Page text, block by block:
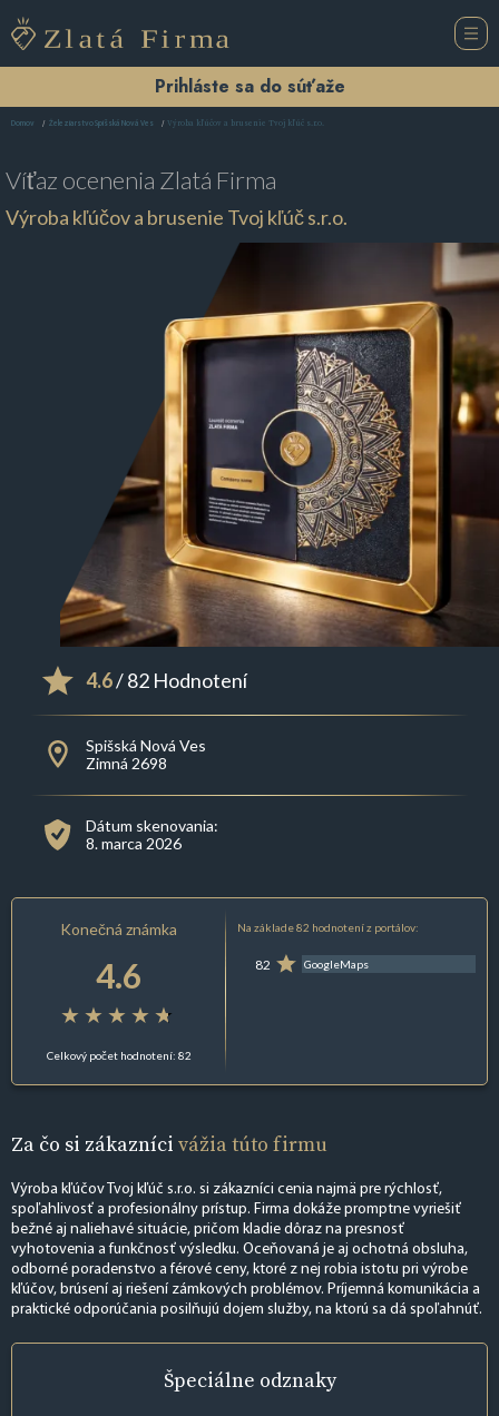
Prihláste sa do súťaže
Domov Železiarstvo Spišská Nová Ves Výroba kľúčov a brusenie Tvoj kľúč s.r.o.
Víťaz ocenenia Zlatá Firma
Výroba kľúčov a brusenie Tvoj kľúč s.r.o.
4.6/ 82 Hodnotení
Spišská Nová Ves
Zimná 2698
Dátum skenovania:
8. marca 2026
Konečná známka
4.6
Celkový počet hodnotení: 82
Na základe 82 hodnotení z portálov:
82 GoogleMaps
Za čo si zákazníci vážia túto firmu
Výroba kľúčov Tvoj kľúč s.r.o. si zákazníci cenia najmä pre rýchlosť,
spoľahlivosť a profesionálny prístup. Firma dokáže promptne vyriešiť
bežné aj naliehavé situácie, pričom kladie dôraz na presnosť
vyhotovenia a funkčnosť výsledku. Oceňovaná je aj ochotná obsluha,
odborné poradenstvo a férové ceny, ktoré z nej robia istotu pri výrobe
kľúčov, brúsení aj riešení zámkových problémov. Príjemná komunikácia a
praktické odporúčania posilňujú dojem služby, na ktorú sa dá spoľahnúť.
Špeciálne odznaky